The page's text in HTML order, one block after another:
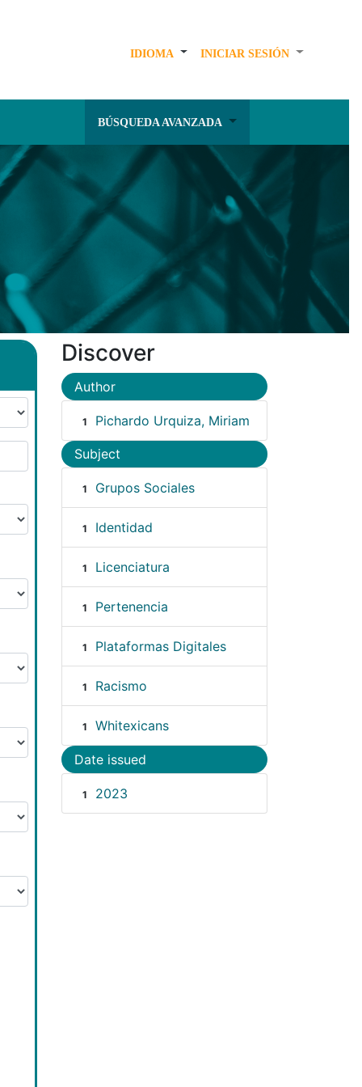
IDIOMA INICIAR SESIÓN
BÚSQUEDA AVANZADA
Discover
Author
1 Pichardo Urquiza, Miriam
Subject
1 Grupos Sociales
1 Identidad
1 Licenciatura
1 Pertenencia
1 Plataformas Digitales
1 Racismo
1 Whitexicans
Date issued
1 2023